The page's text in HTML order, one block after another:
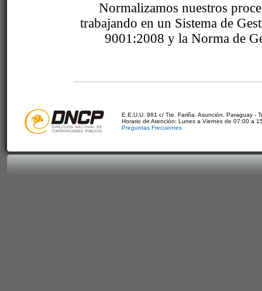
Normalizamos nuestros
trabajando en un Sistema de
9001:2008 y la Norma de
E.E.U.U. 961 c/ Tte. Fariña. Asunción, Paraguay -
Horario de Atención: Lunes a Viernes de 07:00 a
Preguntas Frecuentes